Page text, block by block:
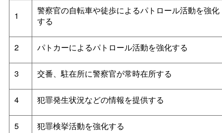
1
警察官の自転車や徒歩によるパトロール活動を強化
する
2 パトカーによるパトロール活動を強化する
3 交番、駐在所に警察官が常時在所する
4 犯罪発生状況などの情報を提供する
5 犯罪検挙活動を強化する